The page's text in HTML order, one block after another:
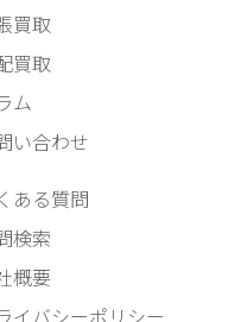
買取
買取
ム
い合わせ
ある質問
検索
概要
イバシーポリシー